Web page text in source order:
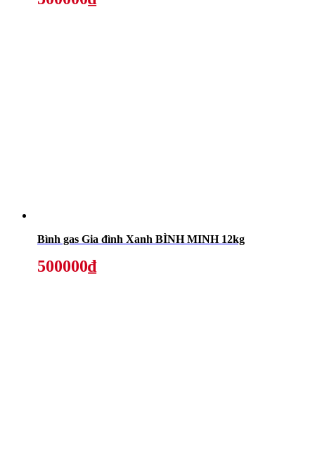
Bình gas Gia đình Xanh BÌNH MINH 12kg
500000₫